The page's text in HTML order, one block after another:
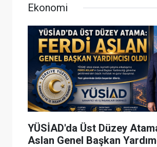
Ekonomi
YÜSİAD'da Üst Düzey
Aslan Genel Başkan